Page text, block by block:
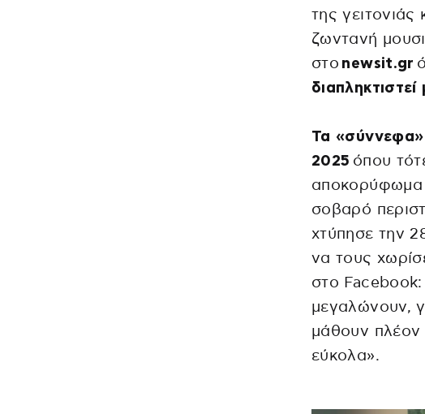
της
ζωντανή
στο newsit.gr
διαπληκτιστεί
Τα
2025 όπου
αποκορύφωμα
σοβαρό
χτύπησε την
να τους
στο Facebook:
μεγαλώνουν,
μάθουν πλέον
εύκολα».